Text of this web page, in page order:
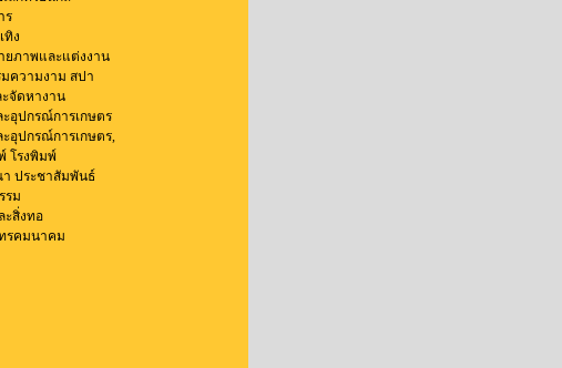
ร
ทิง
ยภาพและแต่งงาน
มความงาม สปา
จัดหางาน
อุปกรณ์การเกษตร
อุปกรณ์การเกษตร,
โรงพิมพ์
ประชาสัมพันธ์
รม
ะสิ่งทอ
รคมนาคม